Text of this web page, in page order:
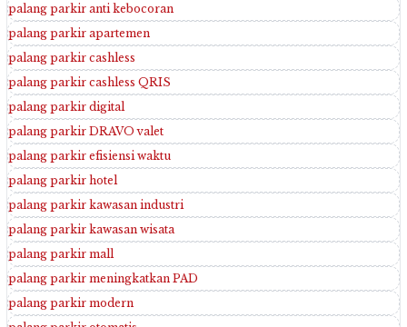
palang parkir anti kebocoran
palang parkir apartemen
palang parkir cashless
palang parkir cashless QRIS
palang parkir digital
palang parkir DRAVO valet
palang parkir efisiensi waktu
palang parkir hotel
palang parkir kawasan industri
palang parkir kawasan wisata
palang parkir mall
palang parkir meningkatkan PAD
palang parkir modern